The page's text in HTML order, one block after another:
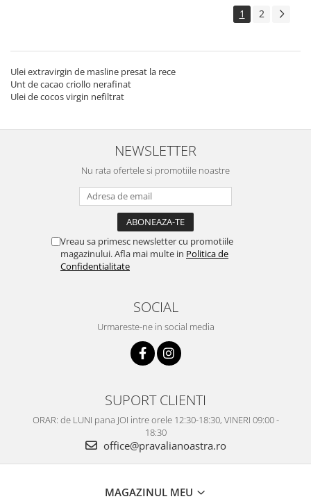
1 2
Ulei extravirgin de masline presat la rece
Unt de cacao criollo nerafinat
Ulei de cocos virgin nefiltrat
NEWSLETTER
Nu rata ofertele si promotiile noastre
Vreau sa primesc newsletter cu promotiile
magazinului. Afla mai multe in Politica de
Confidentialitate
SOCIAL
Urmareste-ne in social media
SUPORT CLIENTI
ORAR: de LUNI pana JOI intre orele 12:30-18:30, VINERI 09:00 -
18:30
office@pravalianoastra.ro
MAGAZINUL MEU